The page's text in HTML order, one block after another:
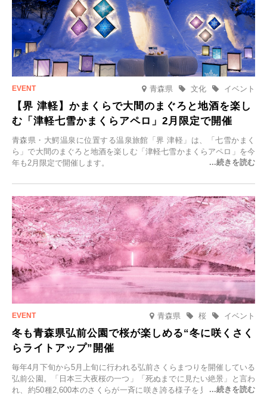
青森県 イベント
文化
【界 津軽】かまくらで大間のまぐろと地酒を楽し
む「津軽七雪かまくらアペロ」2月限定で開催
青森県・大鰐温泉に位置する温泉旅館「界 津軽」は、「七雪かまく
ら」で大間のまぐろと地酒を楽しむ「津軽七雪かまくらアペロ」を今
年も2月限定で開催します。
青森県 イベント
桜
冬も青森県弘前公園で桜が楽しめる“冬に咲くさく
らライトアップ”開催
毎年4月下旬から5月上旬に行われる弘前さくらまつりを開催している
弘前公園。「日本三大夜桜の一つ」「死ぬまでに見たい絶景」と言わ
れ、約50種2,600本のさくらが一斉に咲き誇る様子を見に、世界中か